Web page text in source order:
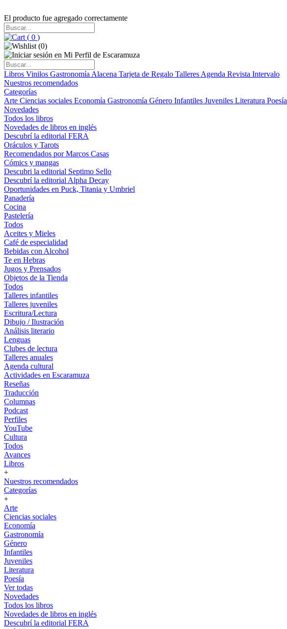
El producto fue agregado correctamente
( 0 )
(0)
Libros Vinilos Gastronomía Alacena Tarjeta de Regalo Talleres Agenda Revista Intervalo
Nuestros recomendados
Categorías
Arte Ciencias sociales Economía Gastronomía Género Infantiles Juveniles Literatura Poesía
Novedades
Todos los libros
Novedades de libros en inglés
Descubrí la editorial FERA
Oráculos y Tarots
Recomendados por Marcos Casas
Cómics y mangas
Descubri la editorial Septimo Sello
Descubrí la editorial Alpha Decay
Oportunidades en Puck, Titania y Umbriel
Panadería
Cocina
Pastelería
Todos
Aceites y Mieles
Café de especialidad
Bebidas con Alcohol
Te en Hebras
Jugos y Prensados
Objetos de la Tienda
Todos
Talleres infantiles
Talleres juveniles
Escritura/Lectura
Dibujo / Ilustración
Análisis literario
Lenguas
Clubes de lectura
Talleres anuales
Agenda cultural
Actividades en Escaramuza
Reseñas
Traducción
Columnas
Podcast
Perfiles
YouTube
Cultura
Todos
Avances
Libros
+
Nuestros recomendados
Categorías
+
Arte
Ciencias sociales
Economía
Gastronomía
Género
Infantiles
Juveniles
Literatura
Poesía
Ver todas
Novedades
Todos los libros
Novedades de libros en inglés
Descubrí la editorial FERA